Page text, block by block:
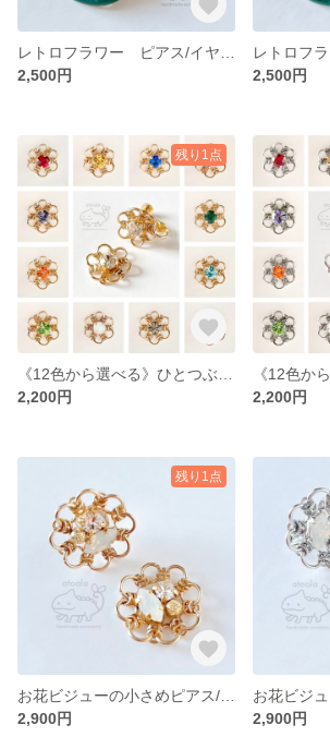
2,500円
2,500円
残り1点
2,200円
2,200円
残り1点
2,900円
2,900円